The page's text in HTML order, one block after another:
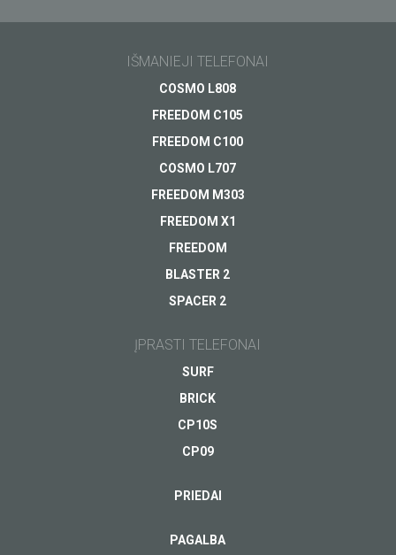
IŠMANIEJI TELEFONAI
COSMO L808
FREEDOM C105
FREEDOM C100
COSMO L707
FREEDOM M303
FREEDOM X1
FREEDOM
BLASTER 2
SPACER 2
ĮPRASTI TELEFONAI
SURF
BRICK
CP10S
CP09
PRIEDAI
PAGALBA